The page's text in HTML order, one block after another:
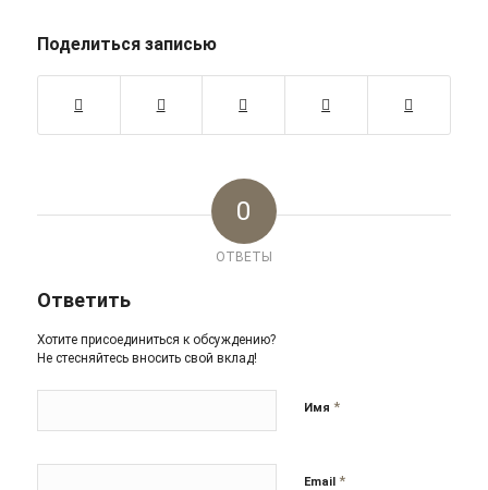
Поделиться записью
0
ОТВЕТЫ
Ответить
Хотите присоединиться к обсуждению?
Не стесняйтесь вносить свой вклад!
Имя *
Email *